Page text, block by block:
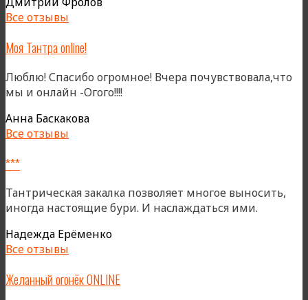
Все отзывы
Моя Тантра online!
Люблю! Спасибо огромное! Вчера почувствовала,что
мы и онлайн -Огого!!!!
Анна Баскакова
Все отзывы
***
Тантрическая закалка позволяет многое выносить,
иногда настоящие бури. И наслаждаться ими.
Надежда Ерёменко
Все отзывы
Желанный огонёк ONLINE